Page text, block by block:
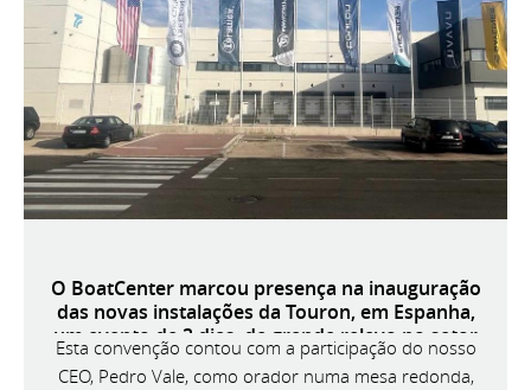
O BoatCenter marcou presença na inauguração
das novas instalações da Touron, em Espanha,
um evento de 3 dias, de grande relevo no setor
náutico ibérico.
Esta convenção contou com a participação do nosso
CEO, Pedro Vale, como orador numa mesa redonda,